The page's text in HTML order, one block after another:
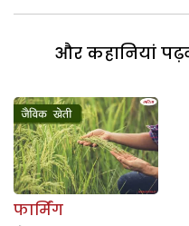
और कहानियां
फार्मिंग